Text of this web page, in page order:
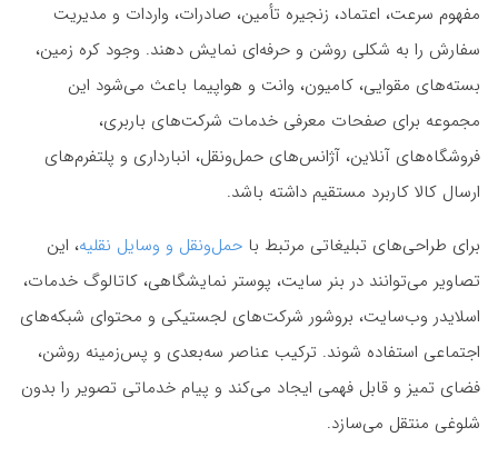
مفهوم سرعت، اعتماد، زنجیره تأمین، صادرات، واردات و مدیریت
سفارش را به شکلی روشن و حرفه‌ای نمایش دهند. وجود کره زمین،
بسته‌های مقوایی، کامیون، وانت و هواپیما باعث می‌شود این
مجموعه برای صفحات معرفی خدمات شرکت‌های باربری،
فروشگاه‌های آنلاین، آژانس‌های حمل‌ونقل، انبارداری و پلتفرم‌های
ارسال کالا کاربرد مستقیم داشته باشد.
برای طراحی‌های تبلیغاتی مرتبط با حمل‌ونقل و وسایل نقلیه، این
تصاویر می‌توانند در بنر سایت، پوستر نمایشگاهی، کاتالوگ خدمات،
اسلایدر وب‌سایت، بروشور شرکت‌های لجستیکی و محتوای شبکه‌های
اجتماعی استفاده شوند. ترکیب عناصر سه‌بعدی و پس‌زمینه روشن،
فضای تمیز و قابل فهمی ایجاد می‌کند و پیام خدماتی تصویر را بدون
شلوغی منتقل می‌سازد.